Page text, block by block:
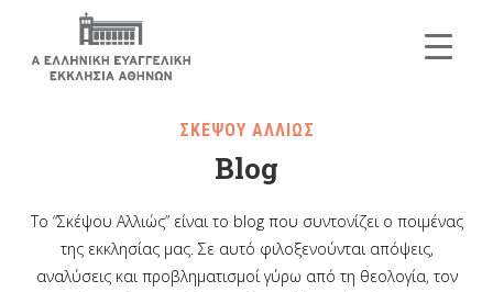
ΣΚΕΨΟΥ ΑΛΛΙΩΣ
Blog
Το “Σκέψου Αλλιώς” είναι το blog που συντονίζει ο ποιμένας
της εκκλησίας μας. Σε αυτό φιλοξενούνται απόψεις,
αναλύσεις και προβληματισμοί γύρω από τη θεολογία, τον